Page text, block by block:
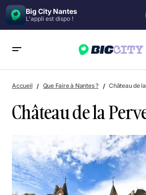
Big City Nantes
L'appli est dispo !
Accueil Que Faire à Nantes ? Château de
Château de la